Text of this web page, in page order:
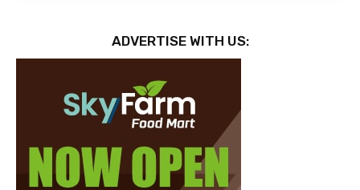
ADVERTISE WITH US: